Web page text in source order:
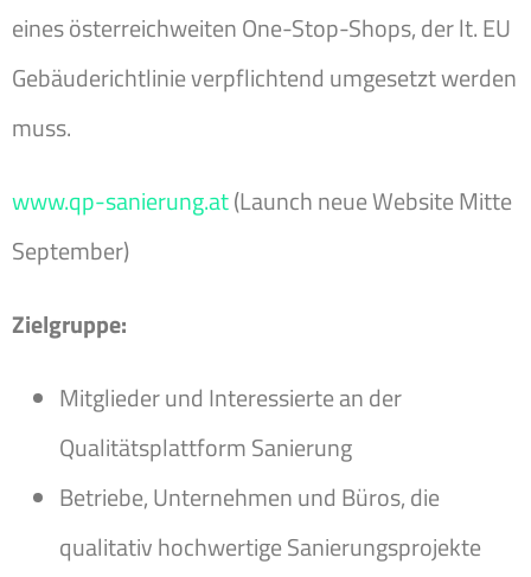
eines österreichweiten One-Stop-Shops, der lt. EU
Gebäuderichtlinie verpflichtend umgesetzt werden
muss.
www.qp-sanierung.at(Launch neue Website Mitte
September)
Zielgruppe:
Mitglieder und Interessierte an der
Qualitätsplattform Sanierung
Betriebe, Unternehmen und Büros, die
qualitativ hochwertige Sanierungsprojekte